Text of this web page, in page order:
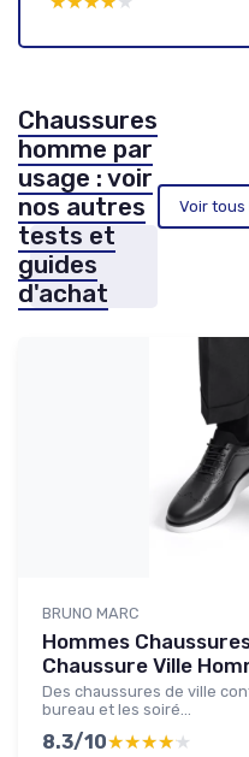
Chaussures
homme par
usage : voir
nos autres
tests et
guides
d'achat
Voir
BRUNO MARC
Hommes
Chaussure Ville
Des chaussures de ville
bureau et les soiré...
8.3/10★★★★★
★★★★★